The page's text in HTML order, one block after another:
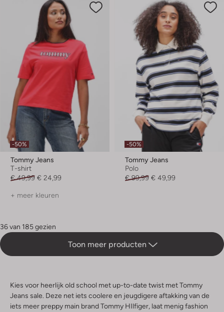
-50%
Tommy Jeans
T-shirt
€ 49,99 € 24,99
+ meer kleuren
-50%
Tommy Jeans
Polo
€ 99,99 € 49,99
36 van 185 gezien
Toon meer producten
Kies voor heerlijk old school met up-to-date twist met Tommy
Jeans sale. Deze net iets coolere en jeugdigere aftakking van de
iets meer preppy main brand Tommy HIlfiger, laat menig fashion